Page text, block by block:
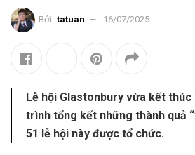
Bởi tatuan 16/07/2025
Lễ hội Glastonbury vừa kết
trình tổng kết những thành quả
51 lễ hội này được tổ chức.